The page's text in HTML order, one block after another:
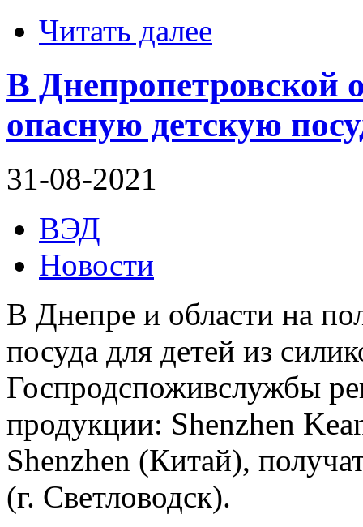
Читать далее
В Днепропетровской
опасную детскую
31-08-2021
ВЭД
Новости
В Днепре и области на
посуда для детей из
Госпродспоживслужбы
продукции: Shenzhen
Shenzhen (Китай),
(г. Светловодск).